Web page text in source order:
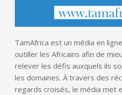
TamAfrica est un média en
outiller les Africains afin de
relever les défis auxquels ils
les domaines. À travers des
regards croisés, le média met